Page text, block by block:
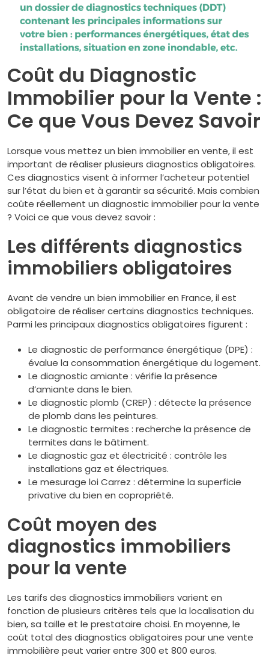
Coût du Diagnostic
Immobilier pour la Vente :
Ce que Vous Devez Savoir
Lorsque vous mettez un bien immobilier en vente, il est
important de réaliser plusieurs diagnostics obligatoires.
Ces diagnostics visent à informer l’acheteur potentiel
sur l’état du bien et à garantir sa sécurité. Mais combien
coûte réellement un diagnostic immobilier pour la vente
? Voici ce que vous devez savoir :
Les différents diagnostics
immobiliers obligatoires
Avant de vendre un bien immobilier en France, il est
obligatoire de réaliser certains diagnostics techniques.
Parmi les principaux diagnostics obligatoires figurent :
Le diagnostic de performance énergétique (DPE) :
évalue la consommation énergétique du logement.
Le diagnostic amiante : vérifie la présence
d’amiante dans le bien.
Le diagnostic plomb (CREP) : détecte la présence
de plomb dans les peintures.
Le diagnostic termites : recherche la présence de
termites dans le bâtiment.
Le diagnostic gaz et électricité : contrôle les
installations gaz et électriques.
Le mesurage loi Carrez : détermine la superficie
privative du bien en copropriété.
Coût moyen des
diagnostics immobiliers
pour la vente
Les tarifs des diagnostics immobiliers varient en
fonction de plusieurs critères tels que la localisation du
bien, sa taille et le prestataire choisi. En moyenne, le
coût total des diagnostics obligatoires pour une vente
immobilière peut varier entre 300 et 800 euros.